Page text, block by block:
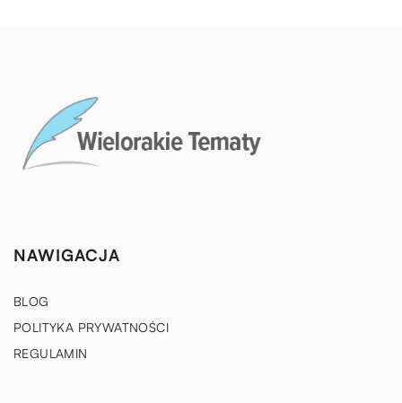
NAWIGACJA
BLOG
POLITYKA PRYWATNOŚCI
REGULAMIN